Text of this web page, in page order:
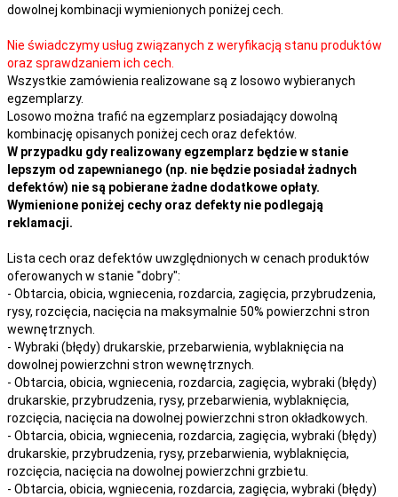
dowolnej kombinacji wymienionych poniżej cech.
Nie świadczymy usług związanych z weryfikacją stanu produktów
oraz sprawdzaniem ich cech.
Wszystkie zamówienia realizowane są z losowo wybieranych
egzemplarzy.
Losowo można trafić na egzemplarz posiadający dowolną
kombinację opisanych poniżej cech oraz defektów.
W przypadku gdy realizowany egzemplarz będzie w stanie
lepszym od zapewnianego (np. nie będzie posiadał żadnych
defektów) nie są pobierane żadne dodatkowe opłaty.
Wymienione poniżej cechy oraz defekty nie podlegają
reklamacji.
Lista cech oraz defektów uwzględnionych w cenach produktów
oferowanych w stanie "dobry":
- Obtarcia, obicia, wgniecenia, rozdarcia, zagięcia, przybrudzenia,
rysy, rozcięcia, nacięcia na maksymalnie 50% powierzchni stron
wewnętrznych.
- Wybraki (błędy) drukarskie, przebarwienia, wyblaknięcia na
dowolnej powierzchni stron wewnętrznych.
- Obtarcia, obicia, wgniecenia, rozdarcia, zagięcia, wybraki (błędy)
drukarskie, przybrudzenia, rysy, przebarwienia, wyblaknięcia,
rozcięcia, nacięcia na dowolnej powierzchni stron okładkowych.
- Obtarcia, obicia, wgniecenia, rozdarcia, zagięcia, wybraki (błędy)
drukarskie, przybrudzenia, rysy, przebarwienia, wyblaknięcia,
rozcięcia, nacięcia na dowolnej powierzchni grzbietu.
- Obtarcia, obicia, wgniecenia, rozdarcia, zagięcia, wybraki (błędy)